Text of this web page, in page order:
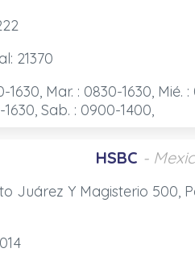
21370
1630, Mar. : 0830-1630, Mié.
1630, Sab. : 0900-1400,
HSBC -
Juárez Y Magisterio 500,